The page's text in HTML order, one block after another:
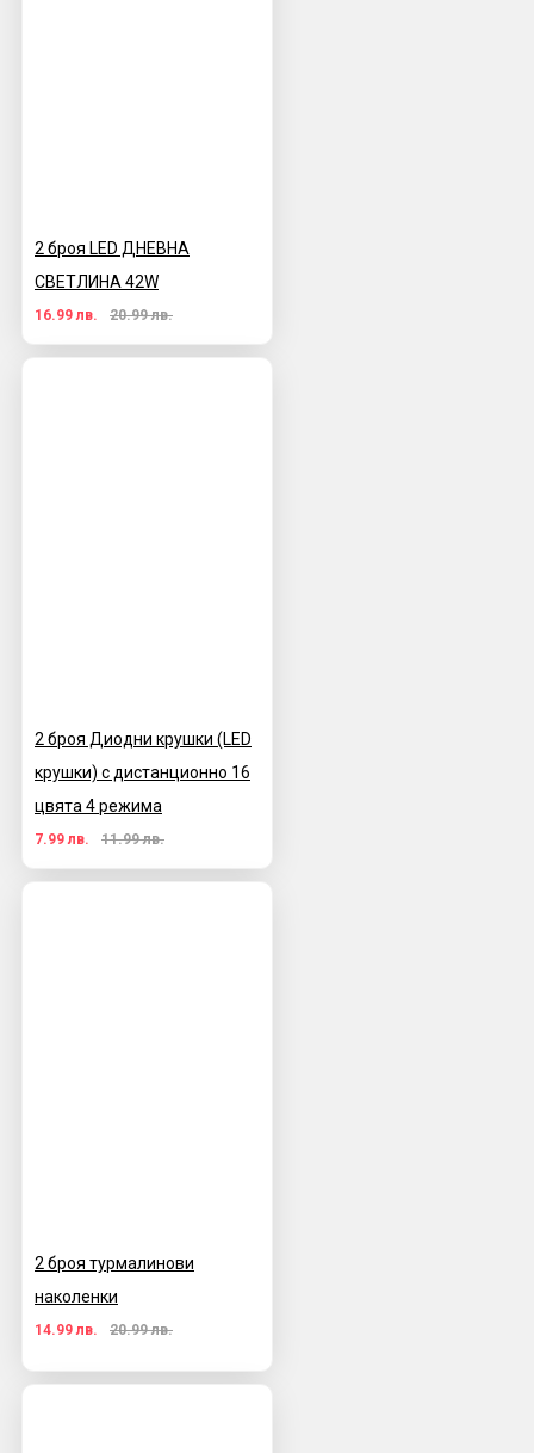
2 броя LED ДНЕВНА
СВЕТЛИНА 42W
16.99 лв. 20.99 лв.
2 броя Диодни крушки (LED
крушки) с дистанционно 16
цвята 4 режима
7.99 лв. 11.99 лв.
2 броя турмалинови
наколенки
14.99 лв. 20.99 лв.